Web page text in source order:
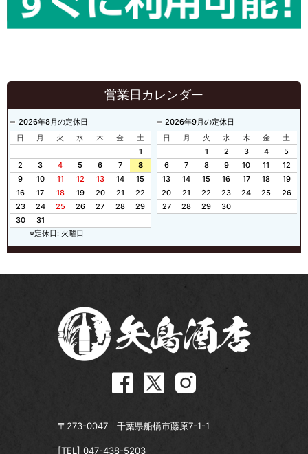
営業日カレンダー
2026年8月の定休日
日
月 火 水 木 金
土
1
2
3 4 5 6 7
8
9
10 11 12 13 14
15
16
17 18 19 20 21
22
23
24 25 26 27 28
29
30
31
2026年9月の定休日
日
月 火 水 木 金
土
1
2 3 4
5
6
7 8 9 10 11
12
13
14 15 16 17 18
19
20
21 22 23 24 25
26
27
28 29 30
※定休日: 火曜日
〒273-0047 千葉県船橋市藤原7-1-1
[TEL] 047-438-5203